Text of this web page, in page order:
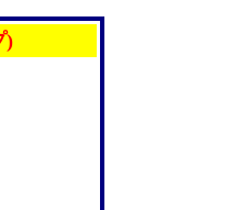
)